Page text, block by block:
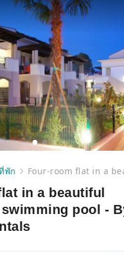
พัก Four-room flat in a
in a beautiful
pool -